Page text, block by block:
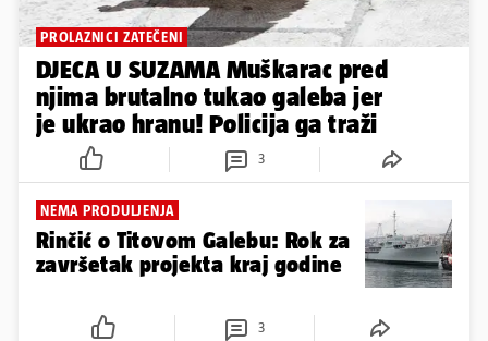
PROLAZNICI ZATEČENI
DJECA U SUZAMA Muškarac pred
njima brutalno tukao galeba jer
je ukrao hranu! Policija ga traži
3
NEMA PRODULJENJA
Rinčić o Titovom Galebu: Rok za
završetak projekta kraj godine
3